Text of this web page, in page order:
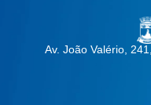
Av. João Valério,